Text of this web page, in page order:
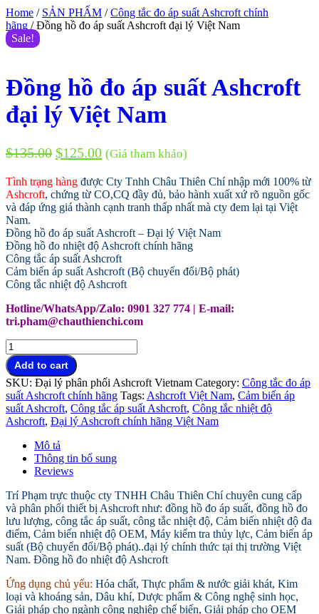
Home / SẢN PHẨM /Công tắc đo áp suất Ashcroft chính
hãng / Đồng hồ đo áp suất Ashcroft đại lý Việt Nam
Sale!
Đồng hồ đo áp suất Ashcroft
đại lý Việt Nam
$135.00 $125.00 (Giá tham khảo)
Tình trạng hàng được Cty Tnhh Châu Thiên Chí nhập mới 100% từ
Ashcroft, chứng từ CO,CQ đầy đủ, bảo hành xuất xứ rõ nguồn gốc
và đáp ứng giá thành cạnh tranh thấp nhất mà cty đem lại tại Việt
Nam.
Đồng hồ đo áp suất Ashcroft – Đại lý Việt Nam
Đồng hồ đo nhiệt độ Ashcroft chính hãng
Công tắc áp suất Ashcroft
Cảm biến áp suất Ashcroft (Bộ chuyển đổi/Bộ phát)
Công tắc nhiệt độ Ashcroft
Hotline/WhatsApp/Zalo: 0901 327 774 | E-mail:
tri.pham@chauthienchi.com
Đồng
hồ
đo
áp
suất
Ashcroft
đại
Việt
Nam
quantity
Add to cart
SKU: Đại lý phân phối Ashcroft Vietnam Category: Công tắc đo áp
suất Ashcroft chính hãng Tags: Ashcroft Việt Nam, Cảm biến áp
suất Ashcroft, Công tắc áp suất Ashcroft, Công tắc nhiệt độ
Ashcroft, Đại lý Ashcroft chính hãng Việt Nam
Mô tả
Thông tin bổ sung
Reviews
Trí Phạm trực thuộc cty TNHH Châu Thiên Chí chuyên cung cấp
và phân phối thiết bị Ashcroft như: đồng hồ đo áp suất, đồng hồ đo
lưu lượng, công tắc áp suất, công tắc nhiệt độ, Cảm biến nhiệt độ đa
điểm, Cảm biến nhiệt độ OEM, Máy kiểm tra thủy lực, Cảm biến áp
suất (Bộ chuyển đổi/Bộ phát)..đại lý chính thức tại thị trường Việt
Nam. Đồng hồ đo nhiệt độ Ashcroft
Ứng dụng chủ yếu: Hóa chất, Thực phẩm & nước giải khát, Kim
loại và khoáng sản, Dâu khí, Dược phẩm & Công nghệ sinh học,
Giải pháp cho ngành công nghiệp chế biến, Giải pháp cho OEM